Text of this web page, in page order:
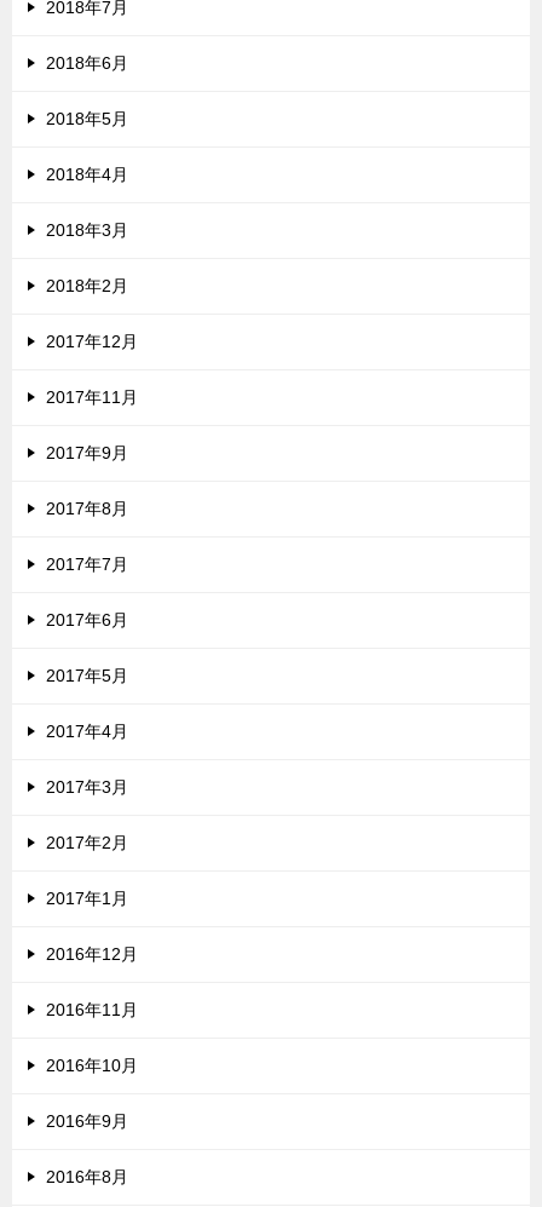
2018年7月
2018年6月
2018年5月
2018年4月
2018年3月
2018年2月
2017年12月
2017年11月
2017年9月
2017年8月
2017年7月
2017年6月
2017年5月
2017年4月
2017年3月
2017年2月
2017年1月
2016年12月
2016年11月
2016年10月
2016年9月
2016年8月